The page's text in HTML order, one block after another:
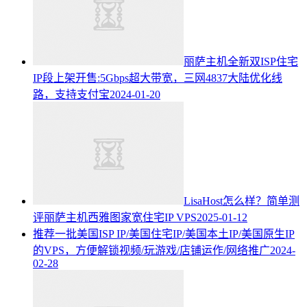
丽萨主机全新双ISP住宅
IP段上架开售:5Gbps超大带宽，三网4837大陆优化线
路，支持支付宝2024-01-20
LisaHost怎么样？简单测
评丽萨主机西雅图家宽住宅IP VPS2025-01-12
推荐一批美国ISP IP/美国住宅IP/美国本土IP/美国原生IP
的VPS，方便解锁视频/玩游戏/店铺运作/网络推广2024-
02-28